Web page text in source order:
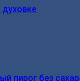
пирог без